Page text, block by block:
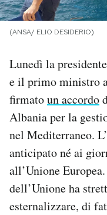
SHOP
AREA PERSONALE
Area Personale
Newsletter
Notifiche mobile
Regala il Post
Hai bisogno di
(ANSA/ ELIO DESIDERIO)
Lunedì la
e il primo ministro
firmatoun accordo
Albania per la
nel Mediterraneo.
anticipato né ai
all’Unione
dell’Unione ha
esternalizzare, di